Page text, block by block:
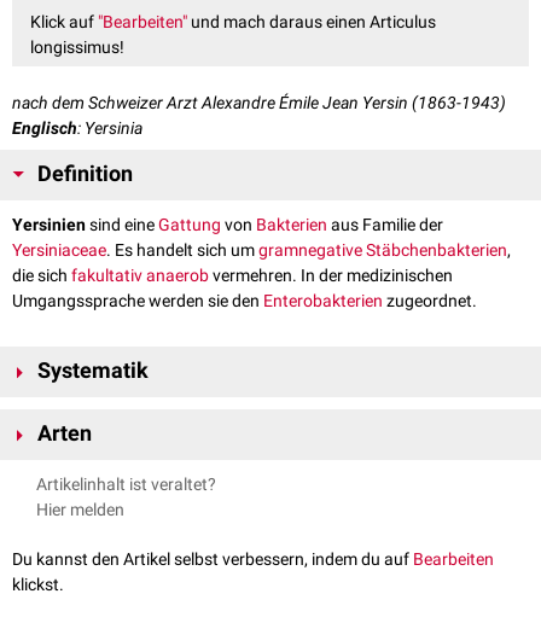
Klick auf "Bearbeiten" und mach daraus einen Articulus
longissimus!
nach dem Schweizer Arzt Alexandre Émile Jean Yersin (1863-1943)
Englisch: Yersinia
Definition
Yersiniensind eineGattung von Bakterien aus Familie der
Yersiniaceae. Es handelt sich umgramnegativeStäbchenbakterien,
die sich fakultativanaerobvermehren. In der medizinischen
Umgangssprache werden sie den Enterobakterien zugeordnet.
Systematik
Abteilung:
Ordnung:Enterobacterales
Arten
Yersinia enterocolitica, der Erreger der Yersiniosebzw.Yersinien-
Enteritis
Artikelinhalt ist veraltet?
Hier melden
Du kannst den Artikel selbst verbessern, indem du auf Bearbeiten
klickst.